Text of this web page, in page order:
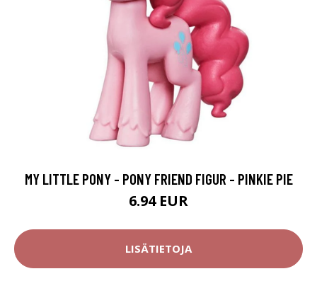
MY LITTLE PONY - PONY FRIEND FIGUR - PINKIE PIE
6.94 EUR
LISÄTIETOJA